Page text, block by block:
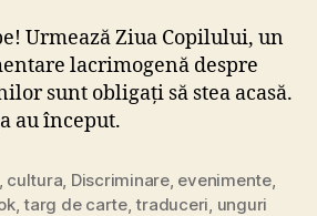
Urmează Ziua Copilului, un
lacrimogenă despre
sunt obligați să stea acasă.
au început.
cultura Discriminare, evenimente,
,targ de carte,traduceri unguri